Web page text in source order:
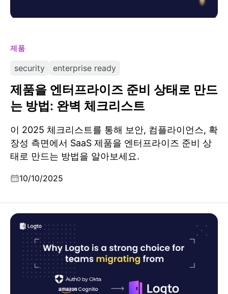
제품
security enterprise ready
제품을 엔터프라이즈 준비 상태로 만드
는 방법: 완벽 체크리스트
이 2025 체크리스트를 통해 보안, 컴플라이언스, 확
장성 측면에서 SaaS 제품을 엔터프라이즈 준비 상
태로 만드는 방법을 알아보세요.
10/10/2025
Firebase, AWS Cognito, 또는 Auth0에서 마이그레이션
하는 팀에게 Logto가 강력한 선택인 이유